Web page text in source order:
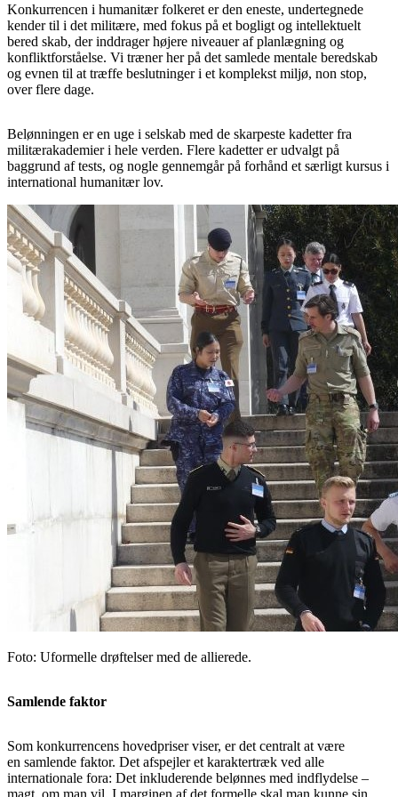
Konkurrencen i humanitær folkeret er den eneste, undertegnede
kender til i det militære, med fokus på et bogligt og intellektuelt
bered skab, der inddrager højere niveauer af planlægning og
konfliktforståelse. Vi træner her på det samlede mentale beredskab
og evnen til at træffe beslutninger i et komplekst miljø, non stop,
over flere dage.
Belønningen er en uge i selskab med de skarpeste kadetter fra
militærakademier i hele verden. Flere kadetter er udvalgt på
baggrund af tests, og nogle gennemgår på forhånd et særligt kursus i
international humanitær lov.
Foto: Uformelle drøftelser med de allierede.
Samlende faktor
Som konkurrencens hovedpriser viser, er det centralt at være
en samlende faktor. Det afspejler et karaktertræk ved alle
internationale fora: Det inkluderende belønnes med indflydelse –
magt, om man vil. I marginen af det formelle skal man kunne sin